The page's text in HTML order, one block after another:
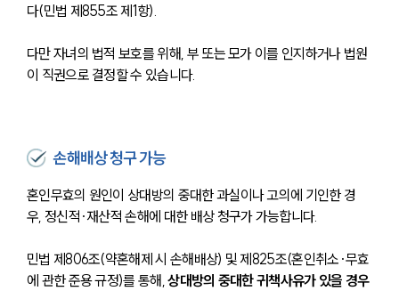
다(민법 제855조 제1항).
다만 자녀의 법적 보호를 위해, 부 또는 모가 이를 인지하거나 법원
이 직권으로 결정할 수 있습니다.
손해배상 청구 가능
혼인무효의 원인이 상대방의 중대한 과실이나 고의에 기인한 경
우, 정신적·재산적 손해에 대한 배상 청구가 가능합니다.
민법 제806조(약혼해제 시 손해배상) 및 제825조(혼인취소·무효
에 관한 준용 규정)를 통해, 상대방의 중대한 귀책사유가 있을 경우